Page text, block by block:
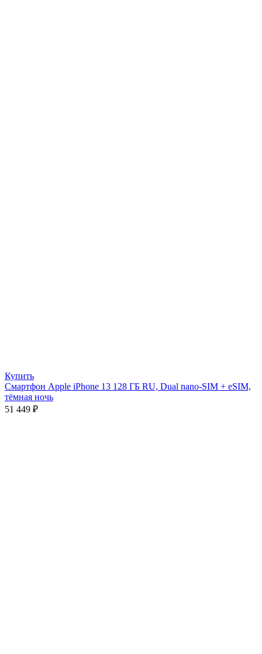
Купить
Смартфон Apple iPhone 13 128 ГБ RU, Dual nano-SIM + eSIM,
тёмная ночь
51 449 ₽